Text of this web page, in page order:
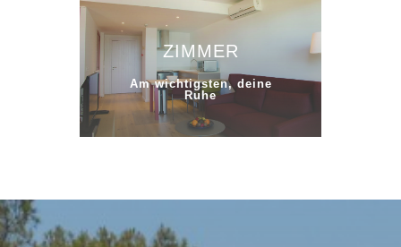
ZIMMER
Am wichtigsten, deine
Ruhe